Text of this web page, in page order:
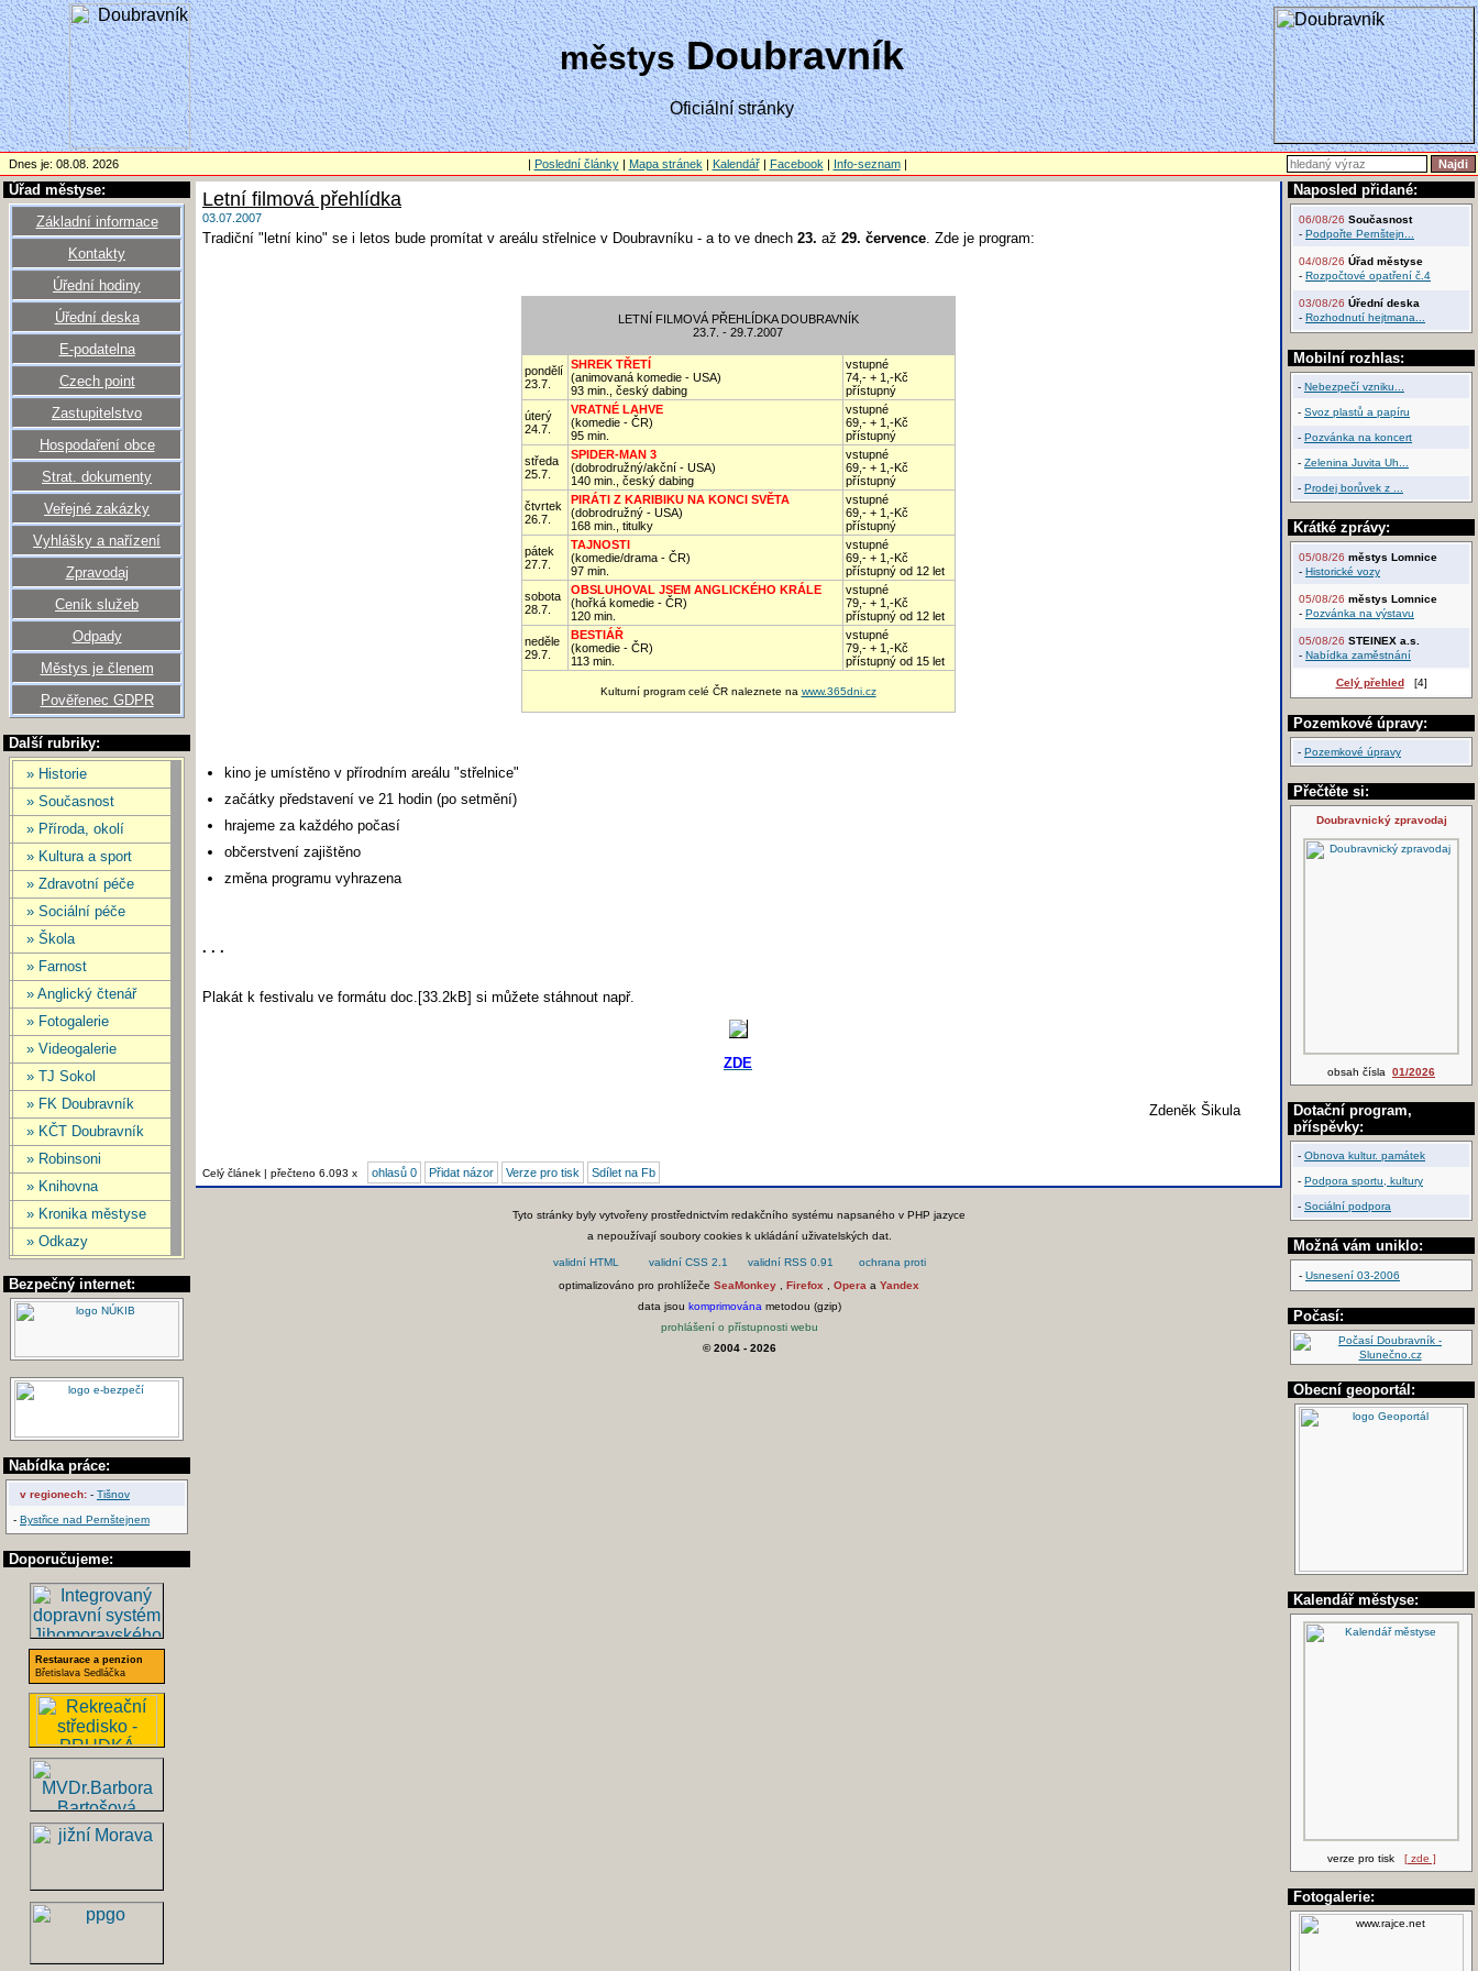
městysDoubravník
Oficiální stránky
Dnes je: 08.08. 2026 | Poslední články| Mapa stránek | Kalendář| Facebook | Info-seznam|
Úřad městyse:
Základní informace
Kontakty
Úřední hodiny
Úřední deska
E-podatelna
Czech point
Zastupitelstvo
Hospodaření obce
Strat. dokumenty
Veřejné zakázky
Vyhlášky a nařízení
Zpravodaj
Ceník služeb
Odpady
Městys je členem
Pověřenec GDPR
Další rubriky:
» Historie
» Současnost
» Příroda, okolí
» Kultura a sport
» Zdravotní péče
» Sociální péče
» Škola
» Farnost
» Anglický čtenář
» Fotogalerie
» Videogalerie
» TJ Sokol
» FK Doubravník
» KČT Doubravník
» Robinsoni
» Knihovna
» Kronika městyse
» Odkazy
Bezpečný internet:
Nabídka práce:
v regionech: - Tišnov
- Bystřice nad Pernštejnem
Doporučujeme:
Restaurace a penzion
Břetislava Sedláčka
Naposled přidané:
06/08/26 Současnost
- Podpořte Pernštejn...
04/08/26 Úřad městyse
- Rozpočtové opatření č.4
03/08/26 Úřední deska
- Rozhodnutí hejtmana...
Mobilní rozhlas:
- Nebezpečí vzniku...
- Svoz plastů a papíru
- Pozvánka na koncert
- Zelenina Juvita Uh...
- Prodej borůvek z ...
Krátké zprávy:
05/08/26 městys Lomnice
- Historické vozy
05/08/26 městys Lomnice
- Pozvánka na výstavu
05/08/26 STEINEX a.s.
- Nabídka zaměstnání
Celý přehled[4]
Pozemkové úpravy:
- Pozemkové úpravy
Přečtěte si:
Doubravnický zpravodaj
obsah čísla 01/2026
Dotační program,
příspěvky:
- Obnova kultur. památek
- Podpora sportu, kultury
- Sociální podpora
Možná vám uniklo:
- Usnesení 03-2006
Počasí:
Obecní geoportál:
Kalendář městyse:
verze pro tisk [ zde ]
Fotogalerie:
Letní filmová přehlídka
03.07.2007
Tradiční "letní kino" se i letos bude promítat v areálu střelnice v Doubravníku - a to ve dnech 23. až 29. července. Zde je program:
LETNÍ FILMOVÁ PŘEHLÍDKA DOUBRAVNÍK
23.7. - 29.7.2007
pondělí
23.7.
SHREK TŘETÍ
(animovaná komedie - USA)
93 min., český dabing
vstupné
74,- + 1,-Kč
přístupný
úterý
24.7.
VRATNÉ LAHVE
(komedie - ČR)
95 min.
vstupné
69,- + 1,-Kč
přístupný
středa
25.7.
SPIDER-MAN 3
(dobrodružný/akční - USA)
140 min., český dabing
vstupné
69,- + 1,-Kč
přístupný
čtvrtek
26.7.
PIRÁTI Z KARIBIKU NA KONCI SVĚTA
(dobrodružný - USA)
168 min., titulky
vstupné
69,- + 1,-Kč
přístupný
pátek
27.7.
TAJNOSTI
(komedie/drama - ČR)
97 min.
vstupné
69,- + 1,-Kč
přístupný od 12 let
sobota
28.7.
OBSLUHOVAL JSEM ANGLICKÉHO KRÁLE
(hořká komedie - ČR)
120 min.
vstupné
79,- + 1,-Kč
přístupný od 12 let
neděle
29.7.
BESTIÁŘ
(komedie - ČR)
113 min.
vstupné
79,- + 1,-Kč
přístupný od 15 let
Kulturní program celé ČR naleznete na www.365dni.cz
kino je umístěno v přírodním areálu "střelnice"
začátky představení ve 21 hodin (po setmění)
hrajeme za každého počasí
občerstvení zajištěno
změna programu vyhrazena
. . .
Plakát k festivalu ve formátu doc.[33.2kB] si můžete stáhnout např.
ZDE
Zdeněk Šikula
Celý článek | přečteno 6.093 x ohlasů 0 Přidat názor Verze pro tisk Sdílet na Fb
Tyto stránky byly vytvořeny prostřednictvím redakčního systému napsaného v PHP jazyce
a nepoužívají soubory cookies k ukládání uživatelských dat.
optimalizováno pro prohlížeče SeaMonkey Firefox Opera a Yandex
data jsou komprimována metodou (gzip)
prohlášení o přístupnosti webu
© 2004 - 2026